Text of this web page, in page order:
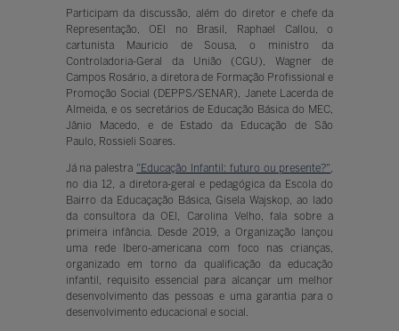
Participam da discussão, além do diretor e chefe da
Representação, OEI no Brasil, Raphael Callou, o
cartunista Mauricio de Sousa, o ministro da
Controladoria-Geral da União (CGU), Wagner de
Campos Rosário, a diretora de Formação Profissional e
Promoção Social (DEPPS/SENAR), Janete Lacerda de
Almeida, e os secretários de Educação Básica do MEC,
Jânio Macedo, e de Estado da Educação de São
Paulo, Rossieli Soares.
Já na palestra "Educação Infantil: futuro ou presente?"
no dia 12, a diretora-geral e pedagógica da Escola do
Bairro da Educaçação Básica, Gisela Wajskop, ao lado
da consultora da OEI, Carolina Velho, fala sobre a
primeira infância. Desde 2019, a Organização lançou
uma rede Ibero-americana com foco nas crianças,
organizado em torno da qualificação da educação
infantil, requisito essencial para alcançar um melhor
desenvolvimento das pessoas e uma garantia para o
desenvolvimento educacional e social.